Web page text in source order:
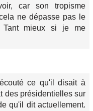
car son tropisme
ne dépasse pas le
Tant mieux si je me
ce qu'il disait à
des présidentielles sur
qu'il dit actuellement.